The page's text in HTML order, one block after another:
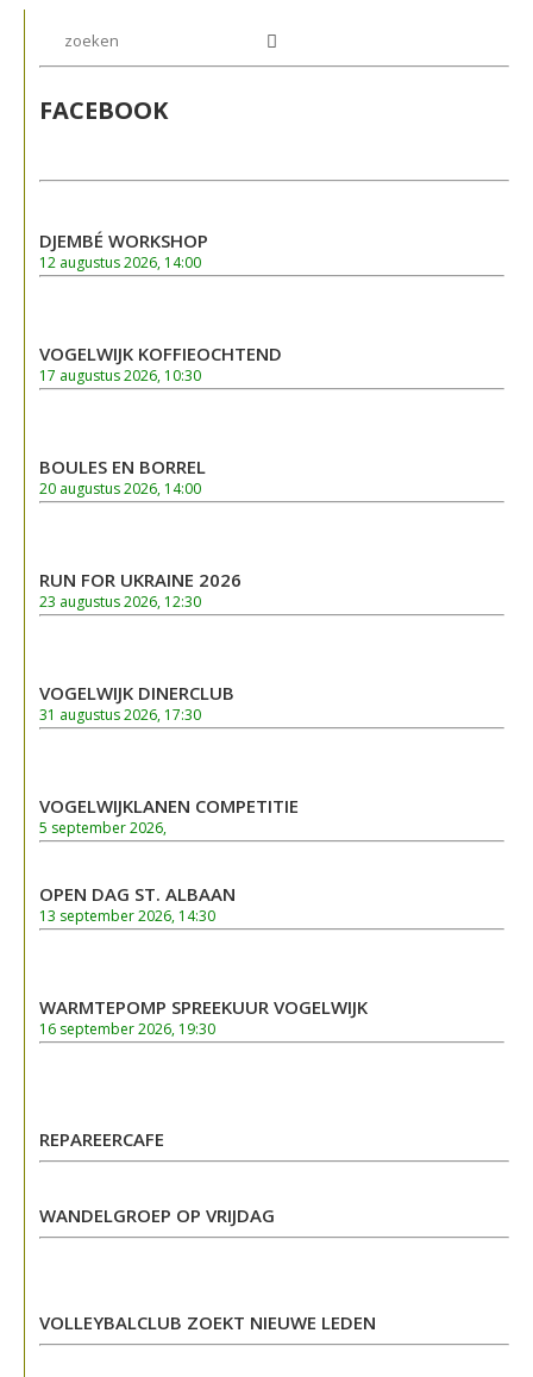
FACEBOOK
DJEMBÉ WORKSHOP
12 augustus 2026, 14:00
VOGELWIJK KOFFIEOCHTEND
17 augustus 2026, 10:30
BOULES EN BORREL
20 augustus 2026, 14:00
RUN FOR UKRAINE 2026
23 augustus 2026, 12:30
VOGELWIJK DINERCLUB
31 augustus 2026, 17:30
VOGELWIJKLANEN COMPETITIE
5 september 2026,
OPEN DAG ST. ALBAAN
13 september 2026, 14:30
WARMTEPOMP SPREEKUUR VOGELWIJK
16 september 2026, 19:30
REPAREERCAFE
WANDELGROEP OP VRIJDAG
VOLLEYBALCLUB ZOEKT NIEUWE LEDEN